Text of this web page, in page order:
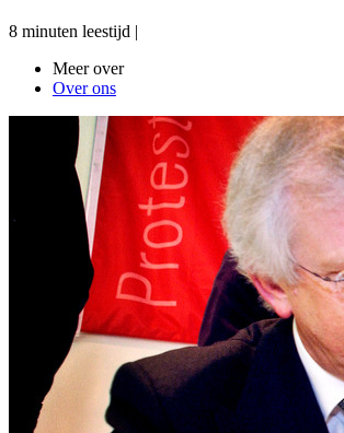
8 minuten leestijd |
Meer over
Over ons